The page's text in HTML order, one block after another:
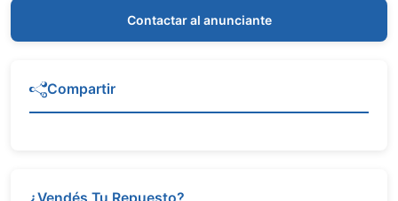
Contactar al anunciante
Compartir